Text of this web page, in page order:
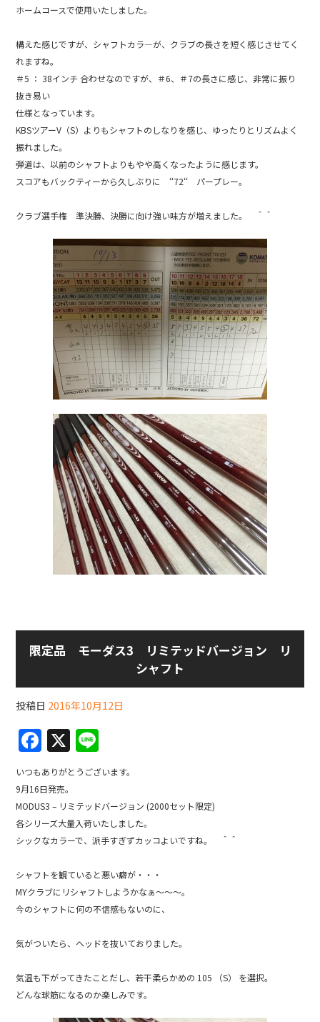
b
o
o
k
ホームコースで使用いたしました。
構えた感じですが、シャフトカラ―が、クラブの長さを短く感じさせてく
れますね。
＃5 ： 38インチ 合わせなのですが、＃6、＃7の長さに感じ、非常に振り
抜き易い
仕様となっています。
KBSツアーV（S）よりもシャフトのしなりを感じ、ゆったりとリズムよく
振れました。
弾道は、以前のシャフトよりもやや高くなったように感じます。
スコアもバックティーから久しぶりに ‘‘72‘‘ パープレー。
クラブ選手権 準決勝、決勝に向け強い味方が増えました。 ＾＾
限定品 モーダス3 リミテッドバージョン リ
シャフト
投稿日 2016年10月12日
F
a
c
e
b
o
o
k
X
n
e
いつもありがとうございます。
9月16日発売。
MODUS3 – リミテッドバージョン (2000セット限定)
各シリーズ大量入荷いたしました。
シックなカラーで、派手すぎずカッコよいですね。 ＾＾
シャフトを観ていると悪い癖が・・・
MYクラブにリシャフトしようかなぁ～～～。
今のシャフトに何の不信感もないのに、
気がついたら、ヘッドを抜いておりました。
気温も下がってきたことだし、若干柔らかめの 105 （S） を選択。
どんな球筋になるのか楽しみです。